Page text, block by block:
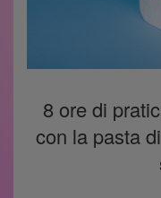
8 ore di
con la pasta